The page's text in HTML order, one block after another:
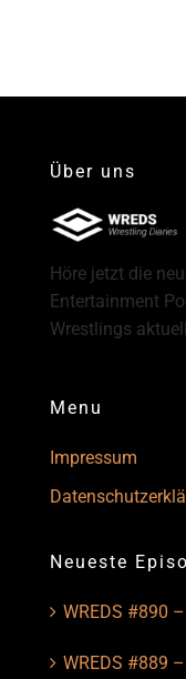
Über uns
Höre jetzt die
Entertainment
Wrestlings
Menu
Impressum
Neueste
WREDS #890
WREDS #889